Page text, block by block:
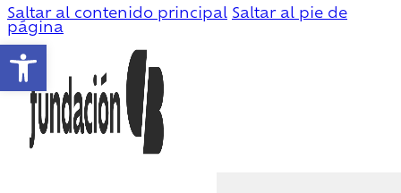
Abrir barra de herramientas
Saltar al contenido principal Saltar al pie de
página